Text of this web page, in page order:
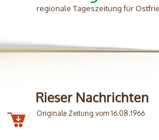
regionale Tageszeitung für
Rieser Nachrichten
Originale Zeitung vom 16.08.1966